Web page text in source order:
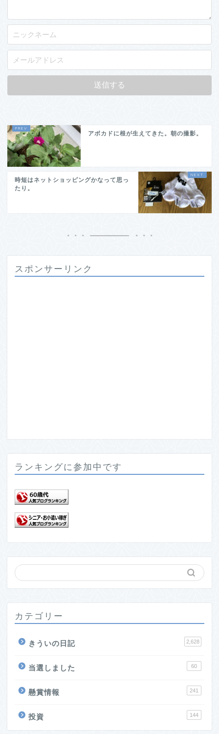
アボカドに根が生えてきた。朝の撮影。
時短はネットショッピングかなって思っ
たり。
スポンサーリンク
ランキングに参加中です
カテゴリー
きういの日記 2,628
当選しました 60
懸賞情報 241
投資 144